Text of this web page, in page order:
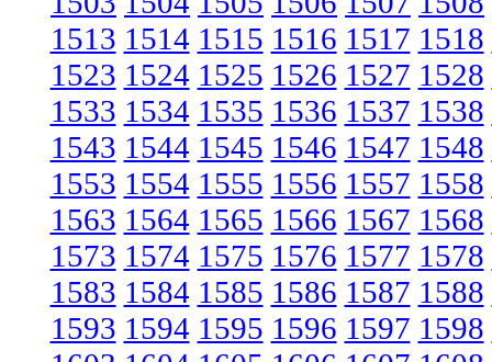
1513 1514 1515 1516 1517 1518
1523 1524 1525 1526 1527 1528
1533 1534 1535 1536 1537 1538
1543 1544 1545 1546 1547 1548
1553 1554 1555 1556 1557 1558
1563 1564 1565 1566 1567 1568
1573 1574 1575 1576 1577 1578
1583 1584 1585 1586 1587 1588
1593 1594 1595 1596 1597 1598